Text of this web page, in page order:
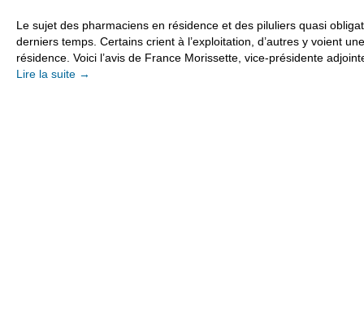
Le sujet des pharmaciens en résidence et des piluliers quasi
derniers temps. Certains crient à l’exploitation, d’autres y voient
résidence. Voici l’avis de France Morissette, vice-présidente
Lire la suite →